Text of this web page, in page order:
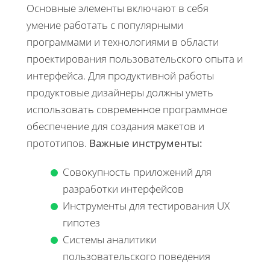
Основные элементы включают в себя
умение работать с популярными
программами и технологиями в области
проектирования пользовательского опыта и
интерфейса. Для продуктивной работы
продуктовые дизайнеры должны уметь
использовать современное программное
обеспечение для создания макетов и
прототипов. Важные инструменты:
Совокупность приложений для
разработки интерфейсов
Инструменты для тестирования UX
гипотез
Системы аналитики
пользовательского поведения